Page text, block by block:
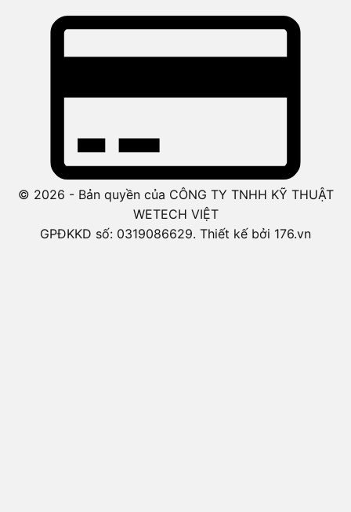
© 2026 - Bản quyền của CÔNG TY TNHH KỸ THUẬT
WETECH VIỆT
GPĐKKD số: 0319086629. Thiết kế bởi 176.vn